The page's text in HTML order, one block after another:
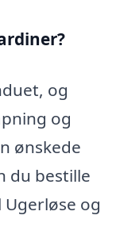
og
og
ønskede
du bestille
og